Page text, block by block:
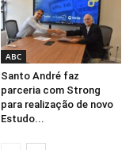
ABC
Santo André faz
parceria com Strong
para realização de novo
Estudo...